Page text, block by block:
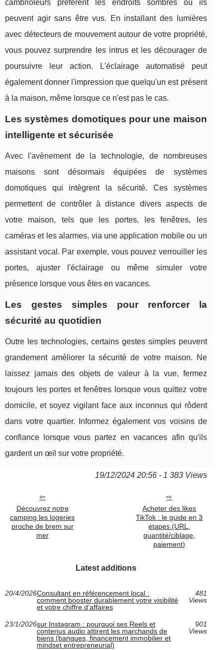
cambrioleurs préfèrent les endroits sombres où ils
peuvent agir sans être vus. En installant des lumières
avec détecteurs de mouvement autour de votre propriété,
vous pouvez surprendre les intrus et les décourager de
poursuivre leur action. L'éclairage automatisé peut
également donner l'impression que quelqu'un est présent
à la maison, même lorsque ce n'est pas le cas.
Les systèmes domotiques pour une maison
intelligente et sécurisée
Avec l'avènement de la technologie, de nombreuses
maisons sont désormais équipées de systèmes
domotiques qui intègrent la sécurité. Ces systèmes
permettent de contrôler à distance divers aspects de
votre maison, tels que les portes, les fenêtres, les
caméras et les alarmes, via une application mobile ou un
assistant vocal. Par exemple, vous pouvez verrouiller les
portes, ajuster l'éclairage ou même simuler votre
présence lorsque vous êtes en vacances.
Les gestes simples pour renforcer la
sécurité au quotidien
Outre les technologies, certains gestes simples peuvent
grandement améliorer la sécurité de votre maison. Ne
laissez jamais des objets de valeur à la vue, fermez
toujours les portes et fenêtres lorsque vous quittez votre
domicile, et soyez vigilant face aux inconnus qui rôdent
dans votre quartier. Informez également vos voisins de
confiance lorsque vous partez en vacances afin qu'ils
gardent un œil sur votre propriété.
19/12/2024 20:56 - 1 383 Views
Découvrez notre
camping les logeries
proche de brem sur
mer
Acheter des likes
TikTok : le guide en 3
étapes (URL,
quantité/ciblage,
paiement)
Latest additions
20/4/2026Consultant en référencement local :
comment booster durablement votre visibilité
et votre chiffre d’affaires
481
Views
23/1/2026sur Instagram : pourquoi ses Reels et
contenus audio attirent les marchands de
biens (banques, financement immobilier et
mindset entrepreneurial)
901
Views